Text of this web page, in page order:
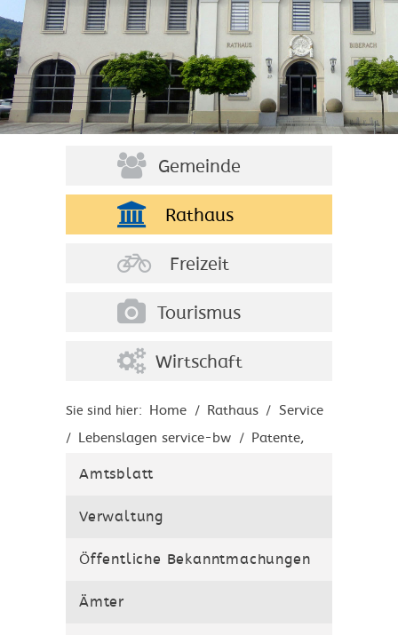
Gemeinde
Rathaus
Freizeit
Tourismus
Wirtschaft
Sie sind hier: Home / Rathaus / Service
/ Lebenslagen service-bw / Patente,
Marken, Ideentransfer
Hilfen
Amtsblatt
Verwaltung
Öffentliche Bekanntmachungen
Ämter